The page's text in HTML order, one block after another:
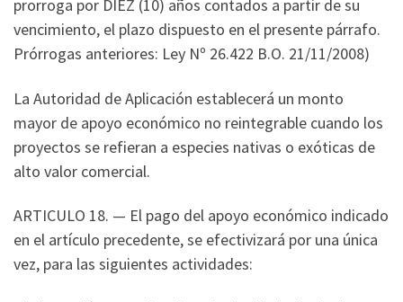
prorroga por DIEZ (10) años contados a partir de su
vencimiento, el plazo dispuesto en el presente párrafo.
Prórrogas anteriores: Ley Nº 26.422 B.O. 21/11/2008)
La Autoridad de Aplicación establecerá un monto
mayor de apoyo económico no reintegrable cuando los
proyectos se refieran a especies nativas o exóticas de
alto valor comercial.
ARTICULO 18. — El pago del apoyo económico indicado
en el artículo precedente, se efectivizará por una única
vez, para las siguientes actividades: